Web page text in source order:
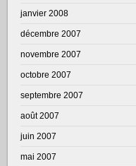
janvier 2008
décembre 2007
novembre 2007
octobre 2007
septembre 2007
août 2007
juin 2007
mai 2007